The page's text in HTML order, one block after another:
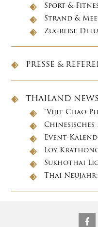
Sport &
Strand &
Zugreise
PRESSE &
THAILAND NEWS
"Vijit Chao
Event-
Loy
Sukhothai
Thai